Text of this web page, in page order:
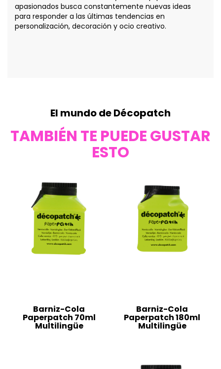
apasionados busca constantemente nuevas ideas
para responder a las últimas tendencias en
personalización, decoración y ocio creativo.
El mundo de Décopatch
TAMBIÉN TE PUEDE GUSTAR
ESTO
Barniz-Cola
Paperpatch 70ml
Multilingüe
Barniz-Cola
Paperpatch 180ml
Multilingüe